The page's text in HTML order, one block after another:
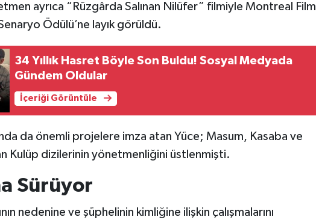
ayrıca “Rüzgârda Salınan Nilüfer” filmiyle Montreal Film
Ödülü’ne layık görüldü.
34 Yıllık Hasret Böyle Son Buldu! Sosyal Medyada
Gündem Oldular
İçeriği Görüntüle
da önemli projelere imza atan Yüce; Masum, Kasaba ve
Kulüp dizilerinin yönetmenliğini üstlenmişti.
Sürüyor
nedenine ve şüphelinin kimliğine ilişkin çalışmalarını